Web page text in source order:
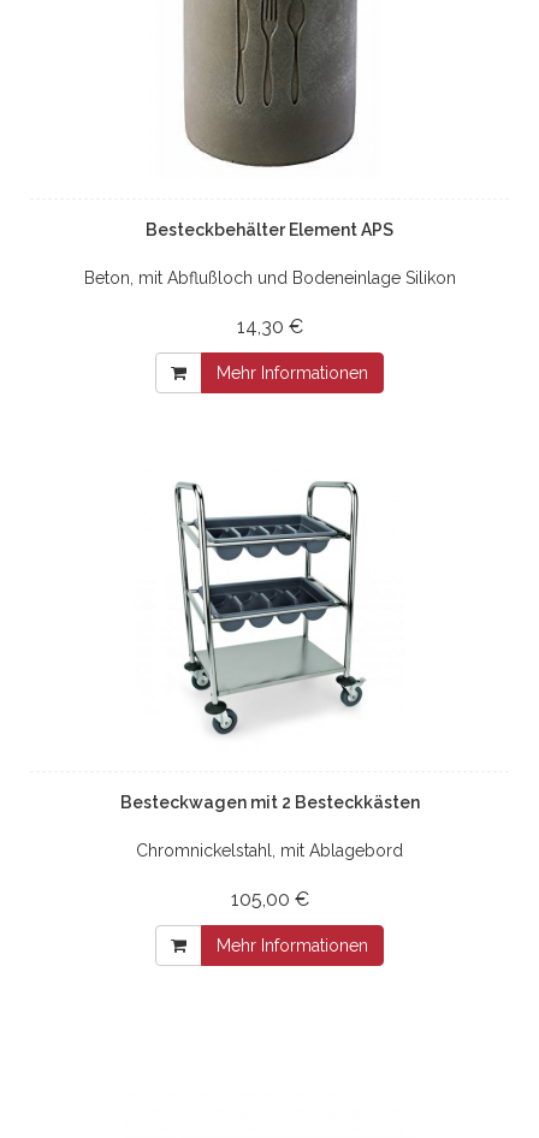
Besteckbehälter Element APS
Beton, mit Abflußloch und Bodeneinlage Silikon
14,30 €
Mehr Informationen
Besteckwagen mit 2 Besteckkästen
Chromnickelstahl, mit Ablagebord
105,00 €
Mehr Informationen